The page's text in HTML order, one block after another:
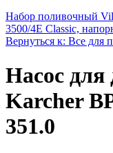
Набор поливочный
3500/4E Classic,
Вернуться к: Все для
Насос для
Karcher
351.0